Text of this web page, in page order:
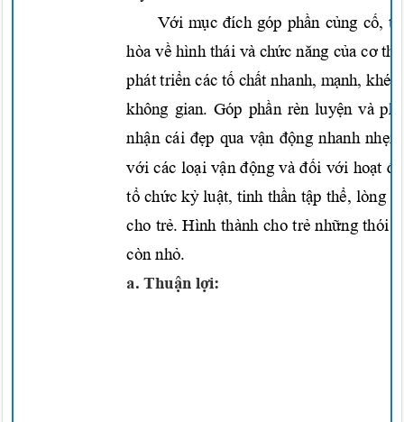
Với mục đích góp phần củng cố,
hòavề hình thái vàchức năng của cơ
pháttriểncác tố chấtnhanh, mạnh,khéo,
không gian. Góp phần rènluyệnvà
nhậncái đẹp qua vận độngnhanh
vớicác loại vận độngvàđối với hoạt
tổ chức kỷ luật,tinhthần tập thể, lòng
cho trẻ.Hình thành chotrẻ nhữngthói
cònnhỏ.
a.Thuận lợi: